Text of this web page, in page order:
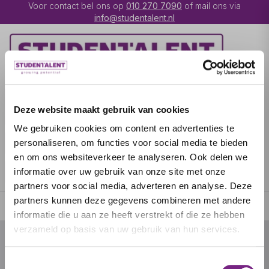
Deze website maakt gebruik van cookies
We gebruiken cookies om content en advertenties te
personaliseren, om functies voor social media te bieden
en om ons websiteverkeer te analyseren. Ook delen we
informatie over uw gebruik van onze site met onze
partners voor social media, adverteren en analyse. Deze
partners kunnen deze gegevens combineren met andere
informatie die u aan ze heeft verstrekt of die ze hebben
verzameld op basis van uw gebruik van hun services.
Voor contact bel ons op 010 270 7090 of mail ons via
info@studentalent.nl
UITZENDKRACHT
IK BEN WERKGEVER OVER STUDENTALENT
SPECIALISATIES